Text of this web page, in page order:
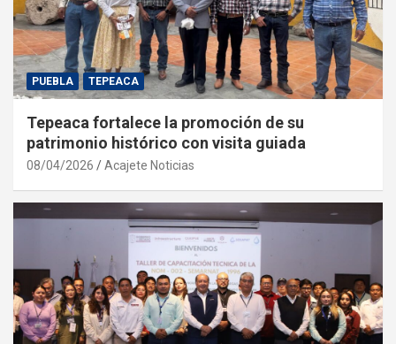
PUEBLA TEPEACA
Tepeaca fortalece la promoción de su
patrimonio histórico con visita guiada
08/04/2026 Acajete Noticias